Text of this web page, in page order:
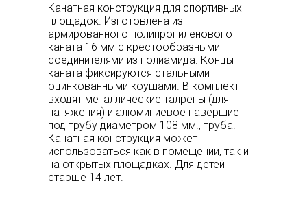
Канатная конструкция для спортивных
площадок. Изготовлена из
армированного полипропиленового
каната 16 мм с крестообразными
соединителями из полиамида. Концы
каната фиксируются стальными
оцинкованными коушами. В комплект
входят металлические талрепы (для
натяжения) и алюминиевое навершие
под трубу диаметром 108 мм., труба.
Канатная конструкция может
использоваться как в помещении, так и
на открытых площадках. Для детей
старше 14 лет.